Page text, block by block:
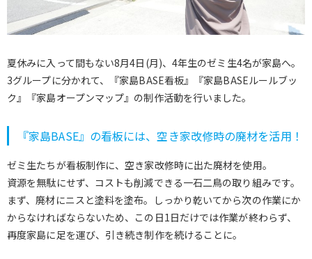
夏休みに入って間もない8月4日(月)、4年生のゼミ生4名が家島へ。
3グループに分かれて、『家島BASE看板』『家島BASEルールブッ
ク』『家島オープンマップ』の制作活動を行いました。
『家島BASE』の看板には、空き家改修時の廃材を活用！
ゼミ生たちが看板制作に、空き家改修時に出た廃材を使用。
資源を無駄にせず、コストも削減できる一石二鳥の取り組みです。
まず、廃材にニスと塗料を塗布。しっかり乾いてから次の作業にか
からなければならないため、この日1日だけでは作業が終わらず、
再度家島に足を運び、引き続き制作を続けることに。